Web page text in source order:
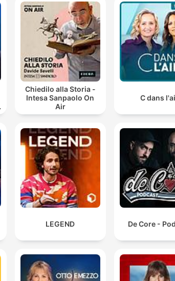
Chiedilo alla Storia -
Intesa Sanpaolo On
Air
C dans
LEGEND De Core -